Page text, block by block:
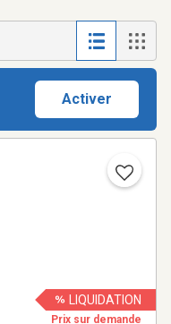
Activer
LIQUIDATION
Prix sur demande